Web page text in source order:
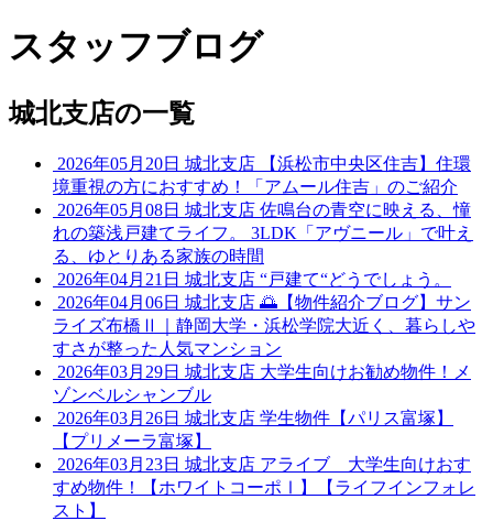
スタッフブログ
城北支店の一覧
2026年05月20日 城北支店
【浜松市中央区住吉】住環
境重視の方におすすめ！「アムール住吉」のご紹介
2026年05月08日 城北支店 佐鳴台の青空に映える、憧
れの築浅戸建てライフ。 3LDK「アヴニール」で叶え
る、ゆとりある家族の時間
2026年04月21日 城北支店 “戸建て“どうでしょう。
2026年04月06日 城北支店 🌅【物件紹介ブログ】サン
ライズ布橋Ⅱ｜静岡大学・浜松学院大近く、暮らしや
すさが整った人気マンション
2026年03月29日 城北支店 大学生向けお勧め物件！メ
ゾンベルシャンブル
2026年03月26日 城北支店 学生物件【パリス富塚】
【プリメーラ富塚】
2026年03月23日 城北支店 アライブ 大学生向けおす
すめ物件！【ホワイトコーポⅠ】【ライフインフォレ
スト】